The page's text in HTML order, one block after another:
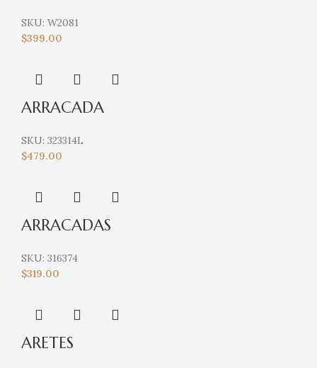
SKU: W2081
$399.00
ARRACADA
SKU: 323314L
$479.00
ARRACADAS
SKU: 316374
$319.00
ARETES